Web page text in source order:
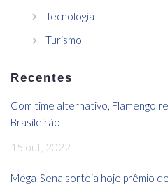
Tecnologia
Turismo
Recentes
Com time alternativo, Flamengo
Brasileirão
15 out, 2022
Mega-Sena sorteia hoje prêmio